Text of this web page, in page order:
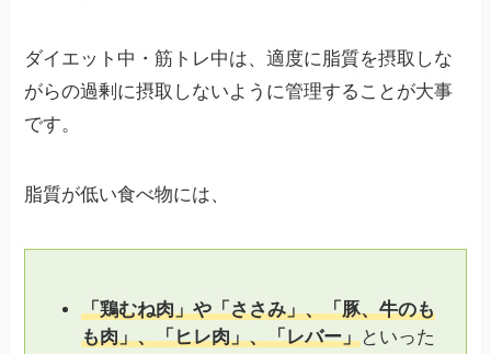
ダイエット中・筋トレ中は、適度に脂質を摂取しな
がらの過剰に摂取しないように管理することが大事
です。
脂質が低い食べ物には、
「鶏むね肉」や「ささみ」、「豚、牛のも
も肉」、「ヒレ肉」、「レバー」といった